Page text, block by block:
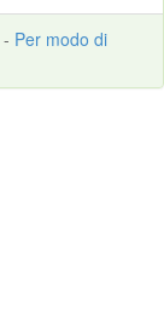
- Per modo di